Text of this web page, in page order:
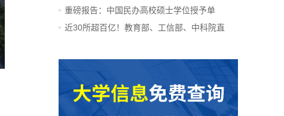
决算
重磅报告：中国民办高校硕士学位授予单
位、...
近30所超百亿！教育部、工信部、中科院直